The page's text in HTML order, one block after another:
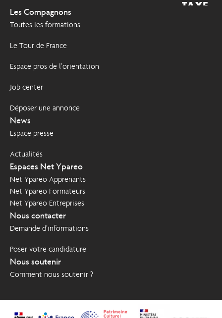
Les Compagnons
Toutes les formations
Le Tour de France
Espace pros de l’orientation
Job center
Déposer une annonce
News
Espace presse
Actualités
Espaces Net Ypareo
Net Ypareo Apprenants
Net Ypareo Formateurs
Net Ypareo Entreprises
Nous contacter
Demande d’informations
Poser votre candidature
Nous soutenir
Comment nous soutenir ?
TAXE